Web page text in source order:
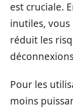
est cruciale.
inutiles,
réduit les
Pour les
moins